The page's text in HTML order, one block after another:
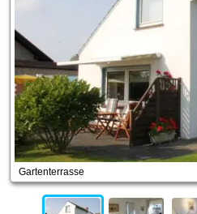
Gartenterrasse